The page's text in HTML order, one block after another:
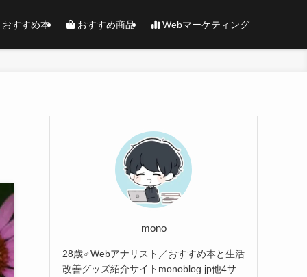
おすすめ本 おすすめ商品 Webマーケティング
mono
28歳♂Webアナリスト／おすすめ本と生活
改善グッズ紹介サイトmonoblog.jp他4サ